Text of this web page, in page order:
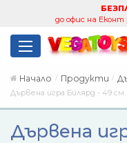
до офис на Еконт
Начало Продукти
Дървена игра Билярд - 49 см.
Дървена